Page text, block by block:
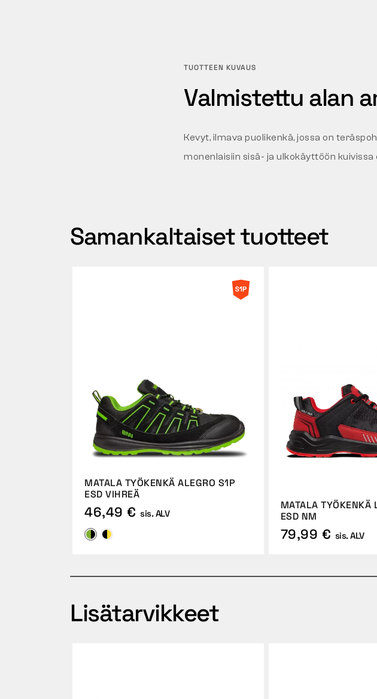
TUOTTEEN KUVAUS
Valmistettu alan
Kevyt, ilmava puolikenkä, jossa on
monenlaisiin sisä- ja ulkokäyttöön kuivissa
Samankaltaiset tuotteet
MATALA TYÖKENKÄ ALEGRO S1P
ESD VIHREÄ
46,49 € sis. ALV
MATALA TYÖKENKÄ
ESD NM
79,99 € sis. ALV
Lisätarvikkeet